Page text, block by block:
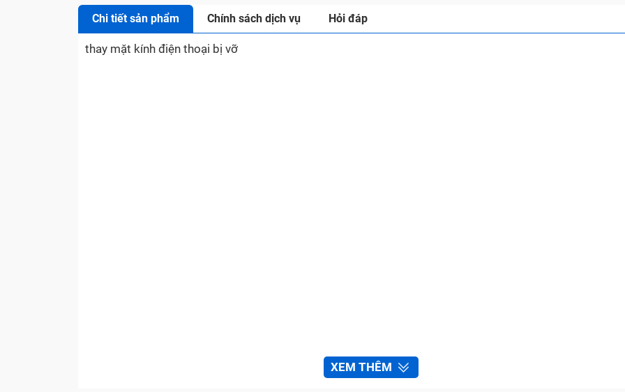
Chi tiết sản phẩm Chính sách dịch vụ Hỏi đáp
thay mặt kính điện thoại bị vỡ
XEM THÊM